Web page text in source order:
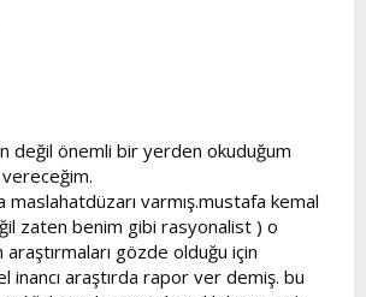
değil önemli bir yerden okuduğum
varmış.mustafa kemal
zaten benim gibi rasyonalist ) o
araştırmaları gözde olduğu için
inancı araştırda rapor ver demiş. bu